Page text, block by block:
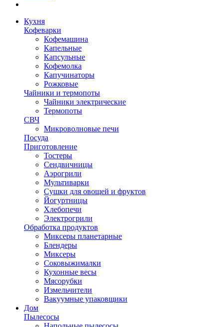
Кухня
Кофеварки
Кофемашина
Капельные
Капсульные
Кофемолка
Капучинаторы
Рожковые
Чайники и термопоты
Чайники электрические
Термопоты
СВЧ
Микроволновые печи
Посуда
Приготовление
Тостеры
Сендвичницы
Аэрогрили
Мультиварки
Сушки для овощей и фруктов
Йогуртницы
Хлебопечи
Электрогрили
Обработка продуктов
Миксеры планетарные
Блендеры
Миксеры
Соковыжималки
Кухонные весы
Мясорубки
Измельчители
Вакуумные упаковщики
Дом
Пылесосы